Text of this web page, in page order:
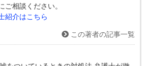
ご相談ください。
紹介はこちら
この著者の記事一覧